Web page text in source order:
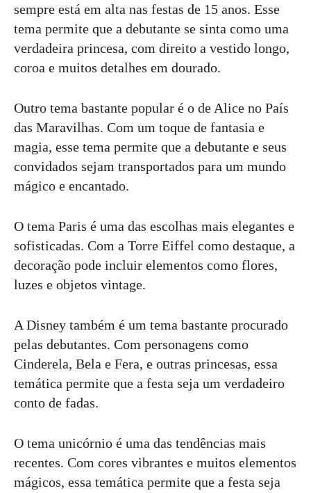
sempre está em alta nas festas de 15 anos. Esse
tema permite que a debutante se sinta como uma
verdadeira princesa, com direito a vestido longo,
coroa e muitos detalhes em dourado.
Outro tema bastante popular é o de Alice no País
das Maravilhas. Com um toque de fantasia e
magia, esse tema permite que a debutante e seus
convidados sejam transportados para um mundo
mágico e encantado.
O tema Paris é uma das escolhas mais elegantes e
sofisticadas. Com a Torre Eiffel como destaque, a
decoração pode incluir elementos como flores,
luzes e objetos vintage.
A Disney também é um tema bastante procurado
pelas debutantes. Com personagens como
Cinderela, Bela e Fera, e outras princesas, essa
temática permite que a festa seja um verdadeiro
conto de fadas.
O tema unicórnio é uma das tendências mais
recentes. Com cores vibrantes e muitos elementos
mágicos, essa temática permite que a festa seja